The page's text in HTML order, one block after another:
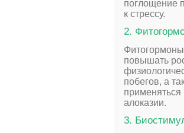
поглощение
к стрессу.
2.
Фитогормоны
повышать
побегов, а
применяться
алоказии.
3.